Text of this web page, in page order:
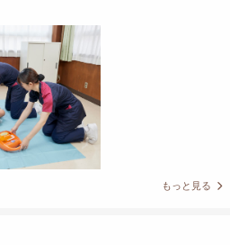
もっと見る